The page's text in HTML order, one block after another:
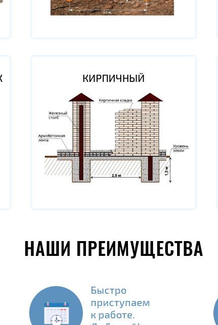
КИРПИЧНЫЙ
НАШИ ПРЕИМУЩЕСТВА
Быстро
приступаем
к работе.